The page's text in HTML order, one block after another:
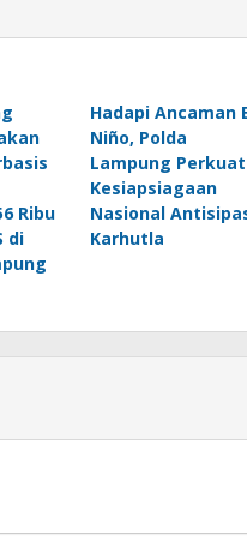
Ribu
di
Hadapi Ancaman
Niño, Polda
Lampung Perkuat
Kesiapsiagaan
Nasional
Karhutla